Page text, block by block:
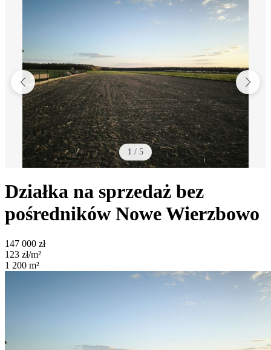
1 / 5
Działka na sprzedaż bez
pośredników Nowe Wierzbowo
147 000 zł
123 zł/m²
1 200 m²